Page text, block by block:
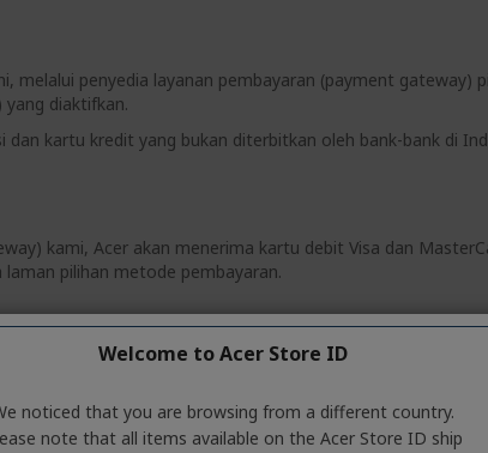
melalui penyedia layanan pembayaran (payment
yang diaktifkan.
kartu kredit yang bukan diterbitkan oleh bank-bank di
kami, Acer akan menerima kartu debit Visa dan
pilihan metode pembayaran.
kartu debit atau metode pembayaran lainnya yang
untuk membaca dan memahami syarat-syarat dan
transaksi pembayaran berarti Anda selaku Pelanggan
pembayaran (payment gateway) pihak ketiga tersebut.
layanan pembayaran (payment gateway) pihak ketiga
Welcome to Acer Store ID
noticed that you are browsing from a different country.
note that all items available on the Acer Store ID ship